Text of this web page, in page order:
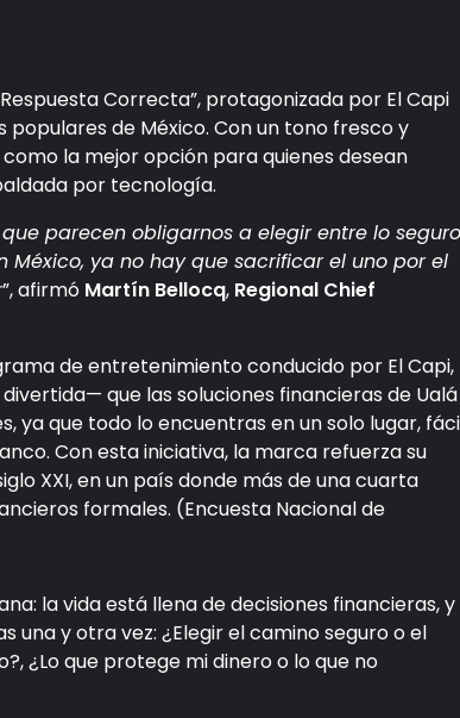
Correcta”, protagonizada por El Capi
de México. Con un tono fresco y
la mejor opción para quienes desean
por tecnología.
parecen obligarnos a elegir entre lo seguro
México, ya no hay que sacrificar el uno por el
”, afirmó Martín Bellocq, Regional Chief
de entretenimiento conducido por El Capi,
que las soluciones financieras de Ualá
ya que todo lo encuentras en un solo lugar,
Con esta iniciativa, la marca refuerza su
XXI, en un país donde más de una cuarta
formales. (Encuesta Nacional de
la vida está llena de decisiones financieras, y
una y otra vez: ¿Elegir el camino seguro o el
¿Lo que protege mi dinero o lo que no